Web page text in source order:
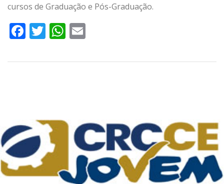
cursos de Graduação e Pós-Graduação.
Facebook
TwitterWhatsApp